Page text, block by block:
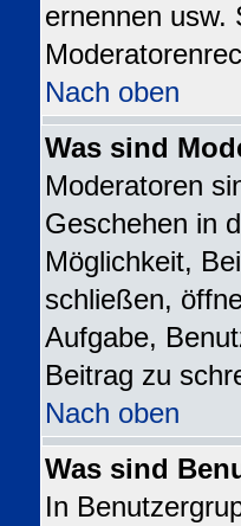
ernennen usw.
Nach oben
Was sind
Moderatoren
Geschehen in
Möglichkeit,
schließen,
Aufgabe,
Beitrag zu
Nach oben
Was sind
In